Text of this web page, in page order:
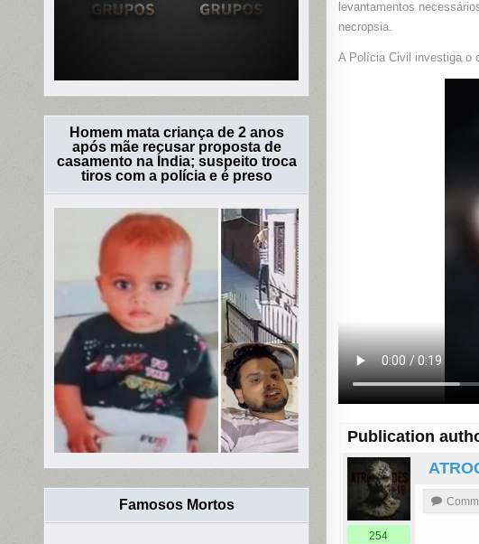
levantamentos
necropsia.
A Polícia Civil investiga o
Publication
254
Homem mata criança de 2 anos
após mãe recusar proposta de
casamento na Índia; suspeito troca
tiros com a polícia e é preso
Famosos Mortos